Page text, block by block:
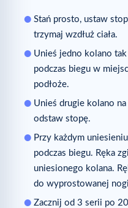
Stań prosto, ustaw
trzymaj wzdłuż ciała.
Unieś jedno kolano
podczas biegu w
podłoże.
Unieś drugie kolano
odstaw stopę.
Przy każdym
podczas biegu. Ręka
uniesionego kolana.
do wyprostowanej
Zacznij od 3 serii po